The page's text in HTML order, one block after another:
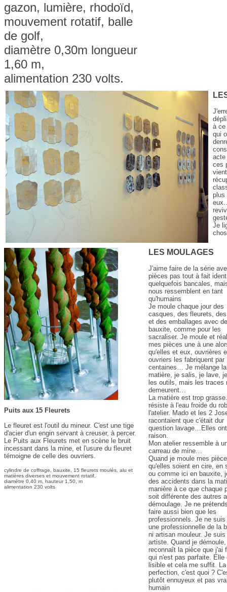
gazon, lumière, rhodoïd,
mouvement rotatif, balle
de golf,
diamètre 0,30m longueur
1,60 m,
alimentation 230 volts.
à ce
qui
acte
ces
plus
Je
Puits aux 15 Fleurets
Le fleuret est l'outil du mineur. C'est une tige
d'acier d'un engin servant à creuser, à percer.
Le Puits aux Fleurets met en scène le bruit
incessant dans la mine, et l'usure du fleuret
témoigne de celle des ouvriers.
cylindre de coffrage, bauxite, 15 fleurets moulés, alu et
matières diverses et mouvement rotatif,
diamètre 0,40 m, hauteur 1,50, m
alimentation 230 volts
LES MOULAGES
J'aime faire de la série
pièces pas tout à fait
quelquefois bancales,
nous ressemblent en tant
qu'humains
Je moule chaque jour des
casques, des fleurets,
et des emballages avec
bauxite, comme pour les
sacraliser. Je moule et
mes pièces une à une
qu'elles et eux, ouvrières
ouvriers les fabriquent par
centaines… Je mélange la
matière, je salis, je lave,
les outils, mais les traces
demeurent…
La matière est trop
résiste à l'eau froide du
l'atelier. Mado et les 2
racontaient que c'était dur
question lavage…Elles ont
raison.
Mon atelier ressemble à
carreau de mine…
Quand je moule mes
qu'elles soient en cire, en
ou comme ici en bauxite,
des accidents dans la
manière à ce que chaque
soit différente des autres
démoulage. Je ne
faire aussi bien que les
professionnels. Je ne suis
une professionnelle de la
ni artisan mouleur. Je suis
artiste. Quand je
reconnaît la pièce que j'ai
qui n'est pas parfaite. Elle
lisible et cela me suffit. La
perfection, c'est quoi ?
plutôt ennuyeux et pas
humain